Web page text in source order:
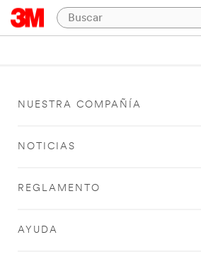
NUESTRA COMPAÑÍA
NOTICIAS
REGLAMENTO
AYUDA